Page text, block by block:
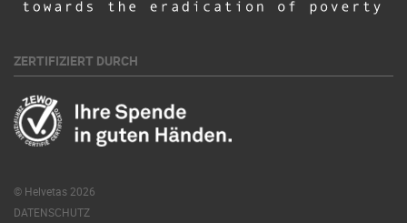
ZERTIFIZIERT DURCH
© Helvetas 2026
DATENSCHUTZ